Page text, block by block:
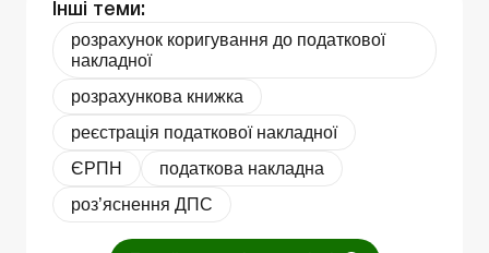
Інші теми:
розрахунок коригування до податкової
накладної
розрахункова книжка
реєстрація податкової накладної
ЄРПН
податкова накладна
роз’яснення ДПС